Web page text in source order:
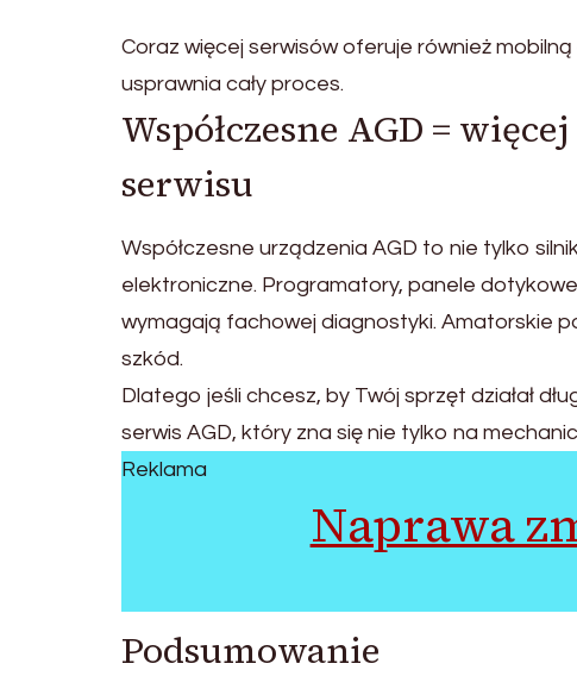
Coraz więcej serwisów oferuje również
usprawnia cały proces.
Współczesne AGD =
serwisu
Współczesne urządzenia AGD to nie tylko
elektroniczne. Programatory, panele
wymagają fachowej diagnostyki. Amatorskie
szkód.
Dlatego jeśli chcesz, by Twój sprzęt działał
serwis AGD, który zna się nie tylko na
Reklama
Naprawa
Podsumowanie